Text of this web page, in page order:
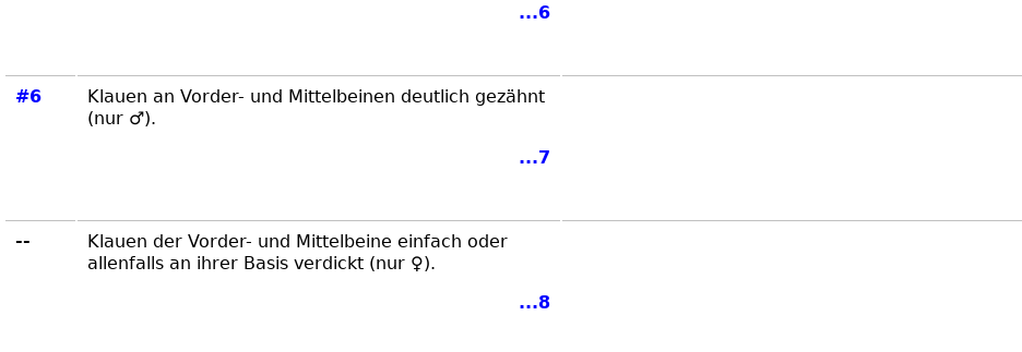
...6
#6
Klauen an Vorder- und Mittelbeinen deutlich gezähnt
(nur ♂).
...7
--
Klauen der Vorder- und Mittelbeine einfach oder
allenfalls an ihrer Basis verdickt (nur ♀).
...8